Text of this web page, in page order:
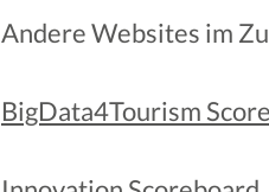
Andere Websites im
BigData4Tourism